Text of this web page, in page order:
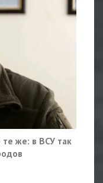
те же: в ВСУ так